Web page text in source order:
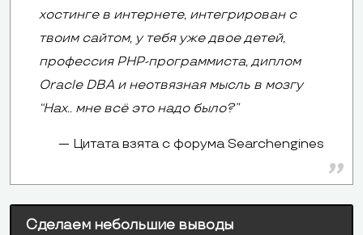
хостинге в интернете, интегрирован с
твоим сайтом, у тебя уже двое детей,
профессия PHP-программиста, диплом
Oracle DBA и неотвязная мысль в мозгу
“Нах.. мне всё это надо было?”
Цитата взята с форума Searchengines
Сделаем небольшие выводы